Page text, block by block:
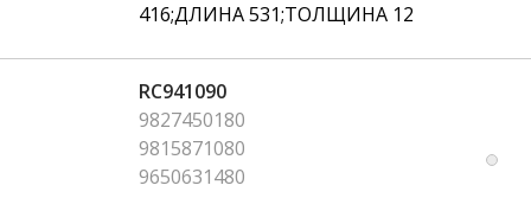
416;ДЛИНА 531;ТОЛЩИНА 12
RC941090
9827450180
9815871080
9650631480